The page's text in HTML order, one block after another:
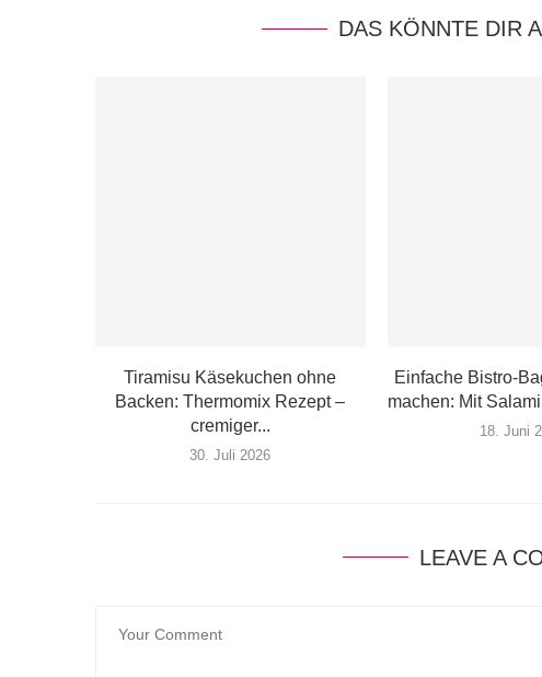
DAS KÖNNTE DIR
Tiramisu Käsekuchen ohne
Backen: Thermomix Rezept –
cremiger...
30. Juli 2026
Einfache Bistro-
machen: Mit
18. Juni
LEAVE A